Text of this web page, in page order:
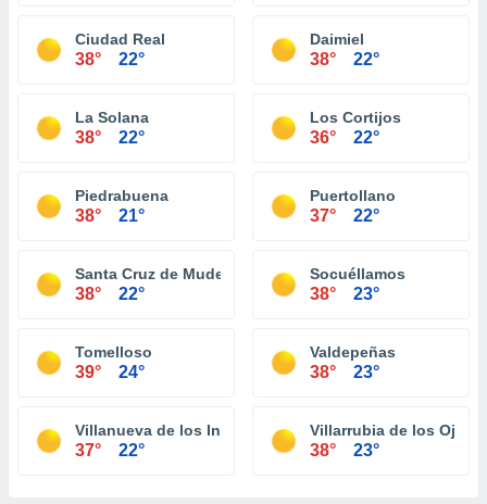
Ciudad Real
38° 22°
Daimiel
38° 22°
La Solana
38° 22°
Los Cortijos
36° 22°
Piedrabuena
38° 21°
Puertollano
37° 22°
Santa Cruz de Mudela
38° 22°
Socuéllamos
38° 23°
Tomelloso
39° 24°
Valdepeñas
38° 23°
Villanueva de los Infantes
37° 22°
Villarrubia de los Ojos
38° 23°